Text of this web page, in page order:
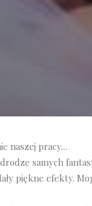
naszej pracy…
samych
piękne efekty.